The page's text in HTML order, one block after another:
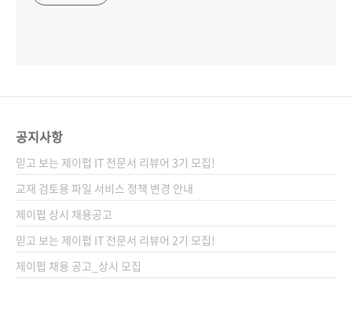
공지사항
믿고 보는 제이펍 IT 전문서 리뷰어 3기 모집!
교재 검토용 파일 서비스 정책 변경 안내
제이펍 상시 채용공고
믿고 보는 제이펍 IT 전문서 리뷰어 2기 모집!
제이펍 채용 공고_상시 모집